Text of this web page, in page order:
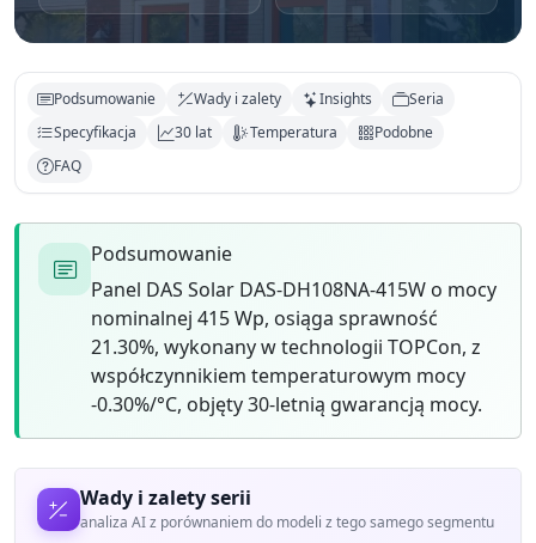
Podsumowanie Wady i zalety Insights
Seria
Specyfikacja
30 lat Temperatura
Podobne
FAQ
Podsumowanie
Panel DAS Solar DAS-DH108NA-415W o mocy
nominalnej 415 Wp, osiąga sprawność
21.30%, wykonany w technologii TOPCon, z
współczynnikiem temperaturowym mocy
-0.30%/°C, objęty 30-letnią gwarancją mocy.
Wady i zalety serii
analiza AI z porównaniem do modeli z tego samego segmentu